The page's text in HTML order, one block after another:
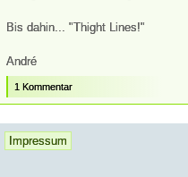
Bis dahin... "Thight Lines!"
André
1 Kommentar
Impressum